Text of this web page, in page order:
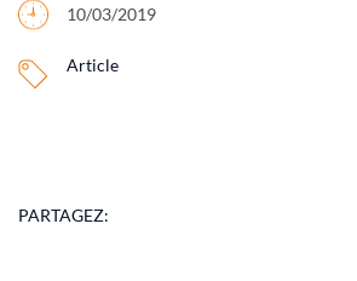
10/03/2019
Article
PARTAGEZ: